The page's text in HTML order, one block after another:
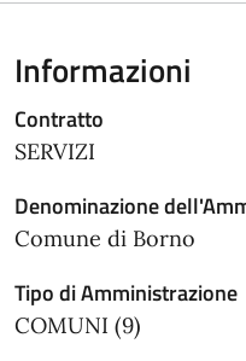
Informazioni
Contratto
SERVIZI
Denominazione
Comune di Borno
Tipo di Amministrazione
COMUNI (9)